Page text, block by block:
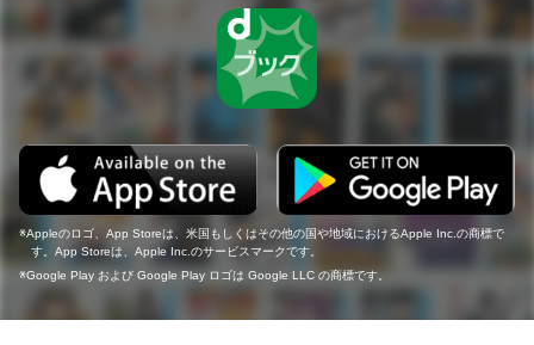
Appleのロゴ、App Storeは、米国もしくはその他の国や地域におけるApple Inc.の商標で
す。App Storeは、Apple Inc.のサービスマークです。
Google Play および Google Play ロゴは Google LLC の商標です。